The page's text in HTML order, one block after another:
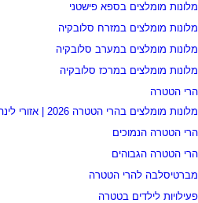
מלונות מומלצים בספא פישטני
מלונות מומלצים במזרח סלובקיה
מלונות מומלצים במערב סלובקיה
מלונות מומלצים במרכז סלובקיה
הרי הטטרה
מלונות מומלצים בהרי הטטרה 2026 | אזורי לינה והמלצות מטיילים
הרי הטטרה הנמוכים
הרי הטטרה הגבוהים
מברטיסלבה להרי הטטרה
פעילויות לילדים בטטרה